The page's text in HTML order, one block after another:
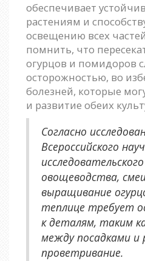
обеспечивает
растениям и
освещению всех
помнить, что
огурцов и помидоров
осторожностью, во
болезней, которые
и развитие обеих
Согласно
Всероссийского
овощеводства,
выращивание
теплице требует
к деталям, таким
между посадками и
проветривание.